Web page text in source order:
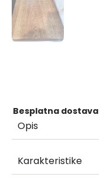
Besplatna dostava
Opis
Karakteristike